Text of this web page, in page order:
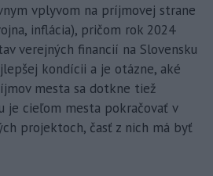
vplyvom na príjmovej strane
inflácia), pričom rok 2024
verejných financií na Slovensku
kondícii a je otázne, aké
mesta sa dotkne tiež
je cieľom mesta pokračovať v
projektoch, časť z nich má byť